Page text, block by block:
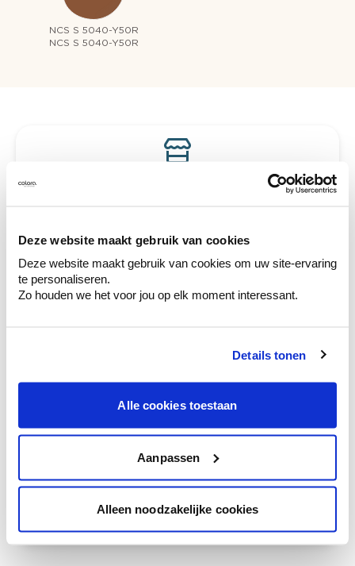
Deze website maakt gebruik van cookies
Deze website maakt gebruik van cookies om uw site-ervaring
te personaliseren.
Zo houden we het voor jou op elk moment interessant.
Details tonen
Alle cookies toestaan
Aanpassen
Alleen noodzakelijke cookies
NCS S 5040-Y50R
NCS S 5040-Y50R
Ontdek er kleurechte stalen van je
Bekijk er de bijhorende tinten om je kleur
Krijg persoonlijk advies om kleuren te
combineren.
Ga samen met de kleuradviseur door je
Krijg kleuradvies op basis van de lichtinval
en je meubels.
van je muren.